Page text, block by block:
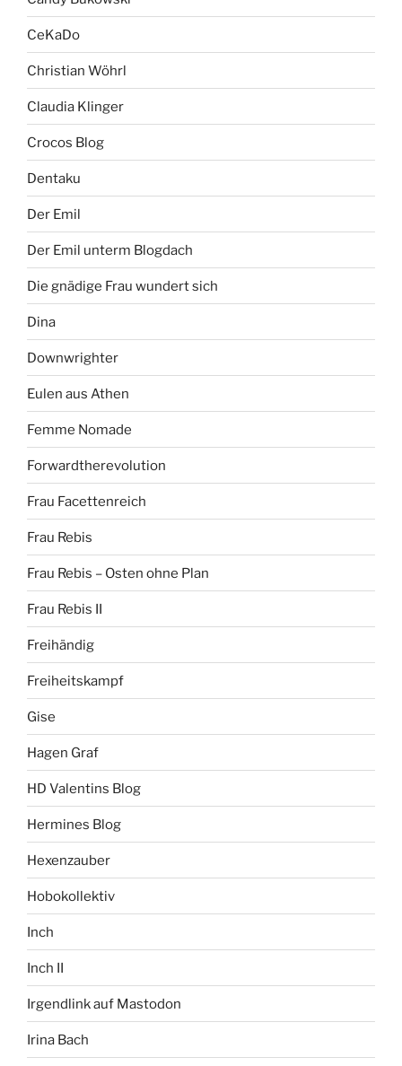
CeKaDo
Christian Wöhrl
Claudia Klinger
Crocos Blog
Dentaku
Der Emil
Der Emil unterm Blogdach
Die gnädige Frau wundert sich
Dina
Downwrighter
Eulen aus Athen
Femme Nomade
Forwardtherevolution
Frau Facettenreich
Frau Rebis
Frau Rebis – Osten ohne Plan
Frau Rebis II
Freihändig
Freiheitskampf
Gise
Hagen Graf
HD Valentins Blog
Hermines Blog
Hexenzauber
Hobokollektiv
Inch
Inch II
Irgendlink auf Mastodon
Irina Bach